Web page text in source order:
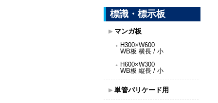
標識・標示板
マンガ板
H300×W600
WB板 横長 / 小
H600×W300
WB板 縦長 / 小
単管バリケード用